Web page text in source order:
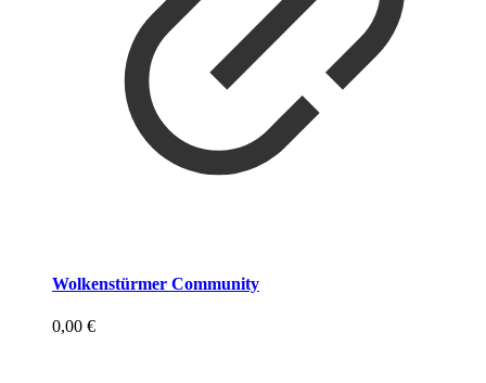
Wolkenstürmer Community
0,00 €